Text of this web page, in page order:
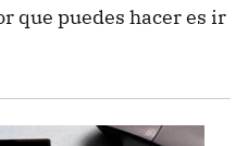
que puedes hacer es ir